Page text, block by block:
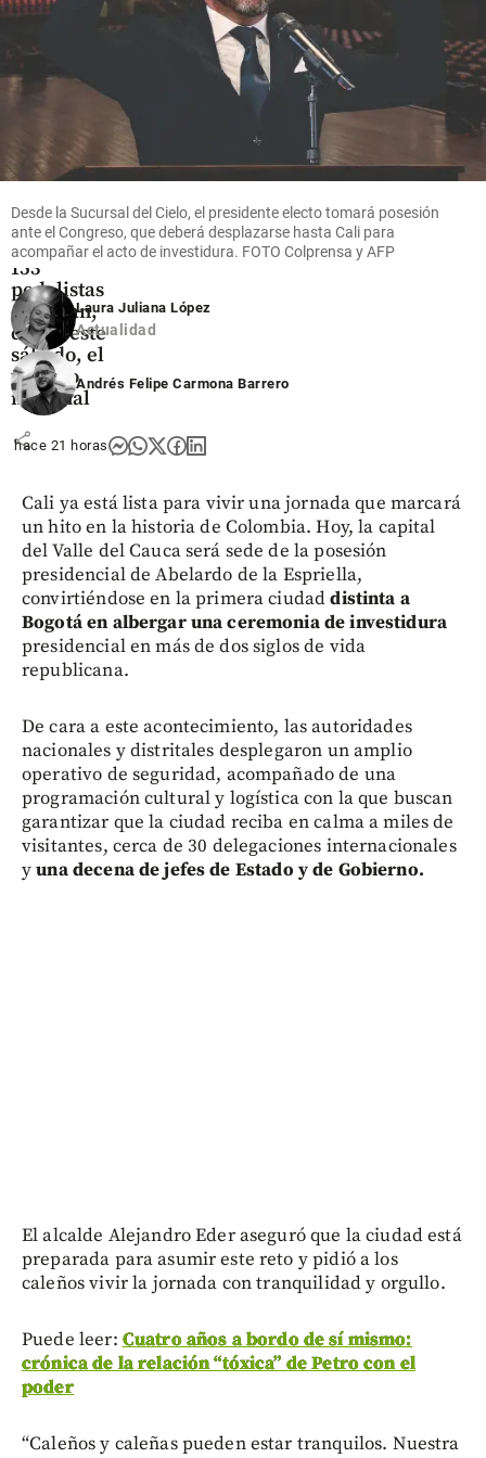
Deportes
Arranca
la Vuelta
a
Colombia:
153
pedalistas
desafían,
desde este
sábado, el
terreno
nacional
share
Desde la Sucursal del Cielo, el presidente electo tomará posesión
ante el Congreso, que deberá desplazarse hasta Cali para
acompañar el acto de investidura. FOTO Colprensa y AFP
Laura Juliana López
Actualidad
Andrés Felipe Carmona Barrero
hace 21 horas
Cali ya está lista para vivir una jornada que marcará
un hito en la historia de Colombia. Hoy, la capital
del Valle del Cauca será sede de la posesión
presidencial de Abelardo de la Espriella,
convirtiéndose en la primera ciudaddistinta a
Bogotá en albergar una ceremonia de investidura
presidencial en más de dos siglos de vida
republicana.
De cara a este acontecimiento, las autoridades
nacionales y distritales desplegaron un amplio
operativo de seguridad, acompañado de una
programación cultural y logística con la que buscan
garantizar que la ciudad reciba en calma a miles de
visitantes, cerca de 30 delegaciones internacionales
yuna decena de jefes de Estado y de Gobierno.
El alcalde Alejandro Eder aseguró que la ciudad está
preparada para asumir este reto y pidió a los
caleños vivir la jornada con tranquilidad y orgullo.
Puede leer: Cuatro años a bordo de sí mismo:
crónica de la relación “tóxica” de Petro con el
poder
“Caleños y caleñas pueden estar tranquilos. Nuestra